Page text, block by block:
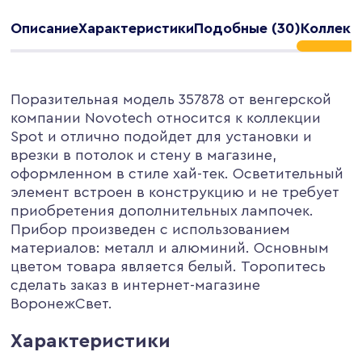
ОписаниеХарактеристикиПодобные (30)
Поразительная модель 357878 от венгерской
компании Novotech относится к коллекции
Spot и отлично подойдет для установки и
врезки в потолок и стену в магазине,
оформленном в стиле хай-тек. Осветительный
элемент встроен в конструкцию и не требует
приобретения дополнительных лампочек.
Прибор произведен с использованием
материалов: металл и алюминий. Основным
цветом товара является белый. Торопитесь
сделать заказ в интернет-магазине
ВоронежСвет.
Характеристики